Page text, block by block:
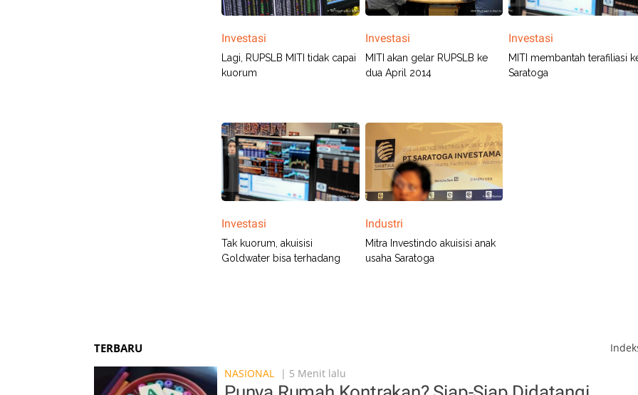
Investasi
Lagi, RUPSLB MITI tidak capai
kuorum
Investasi
MITI akan gelar RUPSLB ke
dua April 2014
Investasi
MITI membantah terafiliasi
Saratoga
Investasi
Tak kuorum, akuisisi
Goldwater bisa terhadang
Industri
Mitra Investindo akuisisi anak
usaha Saratoga
TERBARU
NASIONAL
| 5 Menit lalu